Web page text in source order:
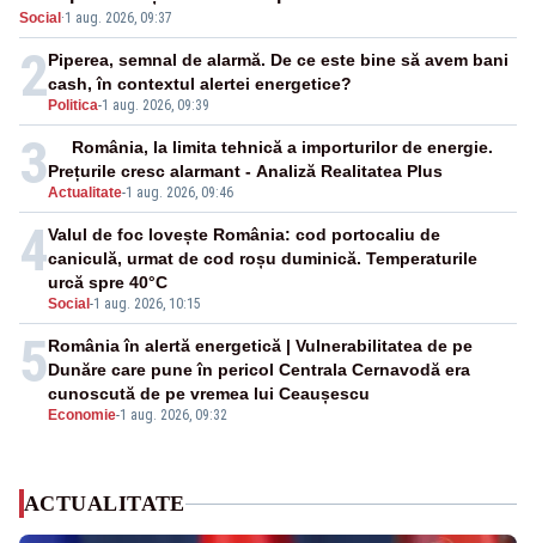
Social ·1 aug. 2026, 09:37
2 Politica-1 aug. 2026, 09:39
Piperea, semnal de alarmă. De ce este bine să avem bani
cash, în contextul alertei energetice?
3Actualitate-1 aug. 2026, 09:46
România, la limita tehnică a importurilor de energie.
Prețurile cresc alarmant - Analiză Realitatea Plus
4
Social -1 aug. 2026, 10:15
Valul de foc lovește România: cod portocaliu de
caniculă, urmat de cod roșu duminică. Temperaturile
urcă spre 40°C
5
Economie-1 aug. 2026, 09:32
România în alertă energetică | Vulnerabilitatea de pe
Dunăre care pune în pericol Centrala Cernavodă era
cunoscută de pe vremea lui Ceaușescu
ACTUALITATE